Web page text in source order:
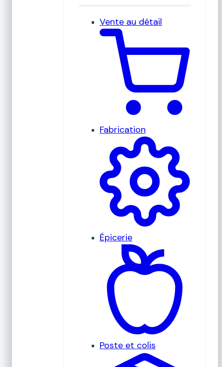
Vente au détail
Fabrication
Épicerie
Poste et colis